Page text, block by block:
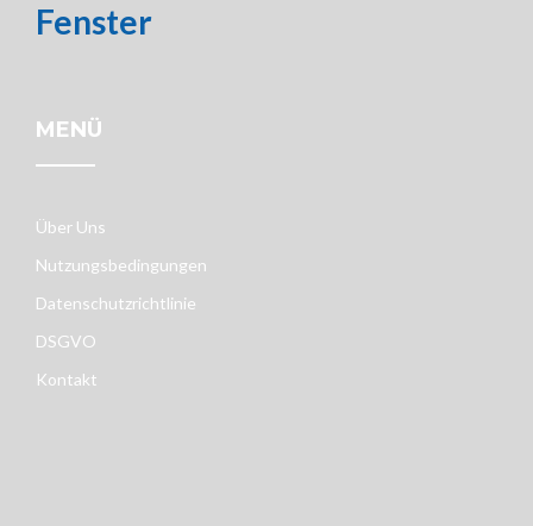
Fenster
MENÜ
Über Uns
Nutzungsbedingungen
Datenschutzrichtlinie
DSGVO
Kontakt